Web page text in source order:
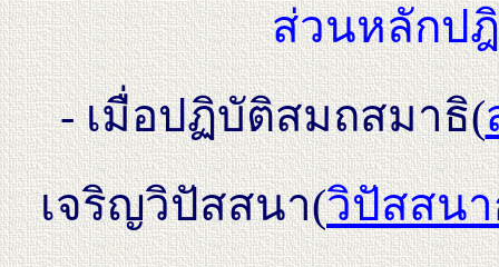
ส่วนหลักป
- เมื่อปฏิบัติสมถสมาธิ(
เจริญวิปัสสนา(วิปัสสน